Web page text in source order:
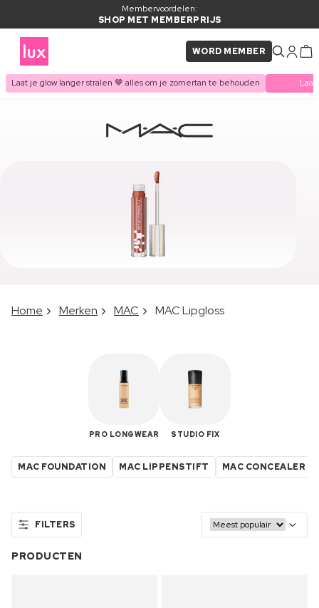
Membervoordelen:
SHOP MET MEMBERPRIJS
WORD MEMBER
Laat je glow langer stralen 🤎 alles om je zomertan te behouden
Home Merken MAC MAC Lipgloss
PRO LONGWEAR STUDIO FIX
MAC FOUNDATION MAC LIPPENSTIFT MAC CONCEALER
FILTERS
PRODUCTEN